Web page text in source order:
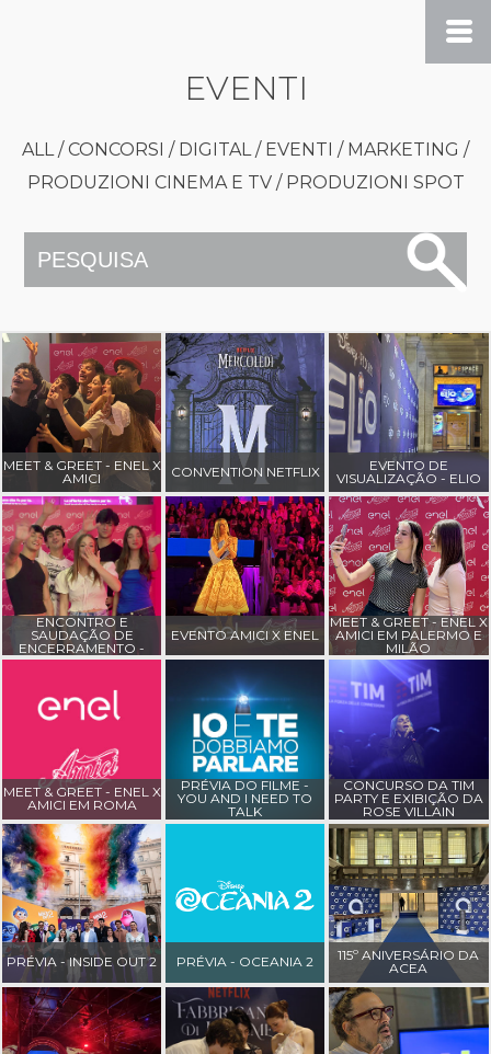
HOME
PROJECTOS
AGÊNCIA
CONTATOS
EVENTI
ALL/CONCORSI / DIGITAL / EVENTI / MARKETING /
PRODUZIONI CINEMA E TV / PRODUZIONI SPOT
MEET & GREET - ENEL X
AMICI
CONVENTION NETFLIX
EVENTO DE
VISUALIZAÇÃO - ELIO
ENCONTRO E
SAUDAÇÃO DE
ENCERRAMENTO -
ENEL X AMICI EM
EVENTO AMICI X ENEL
MEET & GREET - ENEL X
AMICI EM PALERMO E
MILÃO
MEET & GREET - ENEL X
AMICI EM ROMA
PRÉVIA DO FILME -
YOU AND I NEED TO
TALK
CONCURSO DA TIM
PARTY E EXIBIÇÃO DA
ROSE VILLAIN
PRÉVIA - INSIDE OUT 2 PRÉVIA - OCEANIA 2
115º ANIVERSÁRIO DA
ACEA